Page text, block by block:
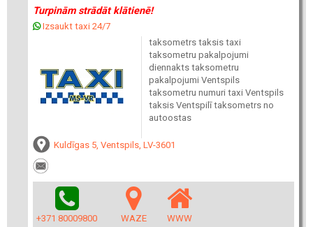
Turpinām strādāt klātienē!
Izsaukt taxi 24/7
taksometrs taksis taxi
taksometru pakalpojumi
diennakts taksometru
pakalpojumi Ventspils
taksometru numuri taxi Ventspils
taksis Ventspilī taksometrs no
autoostas
Kuldīgas 5, Ventspils, LV-3601
+371 80009800
WAZE
WWW